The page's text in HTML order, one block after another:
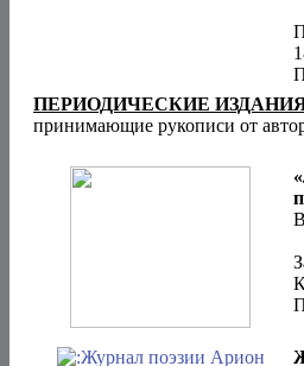
ПЕРИОДИЧЕСКИЕ
принимающие рукописи от